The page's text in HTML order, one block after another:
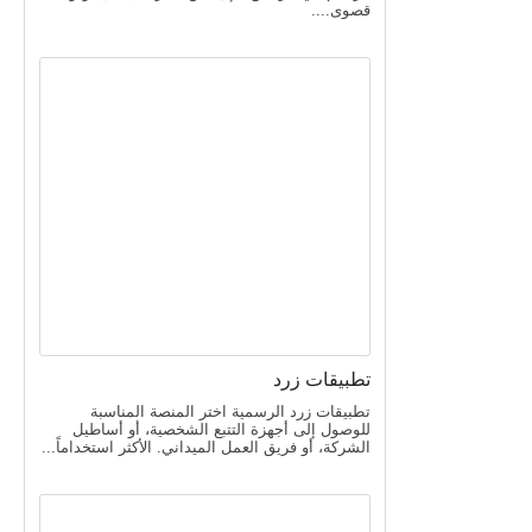
قصوى....
تطبيقات زرد
تطبيقات زرد الرسمية اختر المنصة المناسبة
للوصول إلى أجهزة التتبع الشخصية، أو أساطيل
الشركة، أو فريق العمل الميداني. الأكثر استخداماً...